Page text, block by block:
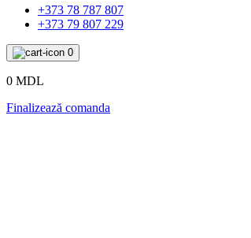
+373 78 787 807
+373 79 807 229
0
0 MDL
Finalizează comanda